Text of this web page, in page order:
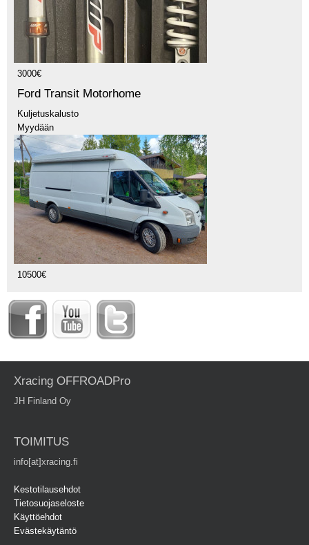
3000€
Ford Transit Motorhome
Kuljetuskalusto
Myydään
10500€
Xracing OFFROADPro
JH Finland Oy
TOIMITUS
info[at]xracing.fi
Kestotilausehdot
Tietosuojaseloste
Käyttöehdot
Evästekäytäntö